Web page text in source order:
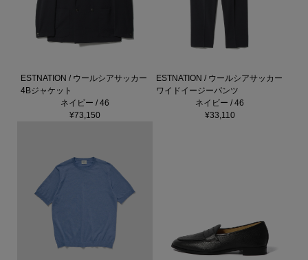
ESTNATION / ウールシアサッカー
4Bジャケット
ネイビー / 46
¥73,150
ESTNATION / ウールシアサッカー
ワイドイージーパンツ
ネイビー / 46
¥33,110